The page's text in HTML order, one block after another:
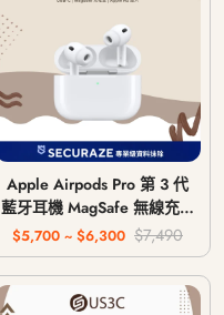
Apple Airpods Pro 第 3 代
藍牙耳機 MagSafe 無線充電
版 USB-C
$5,700 ~ $6,300 $7,490